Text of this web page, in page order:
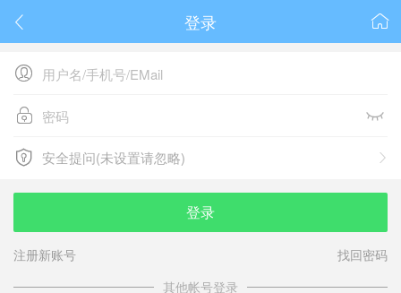
 
登录

 
 
安全提问(未设置请忽略)
安全提问(未设置请忽略)
登录
注册新账号
找回密码
其他帐号登录